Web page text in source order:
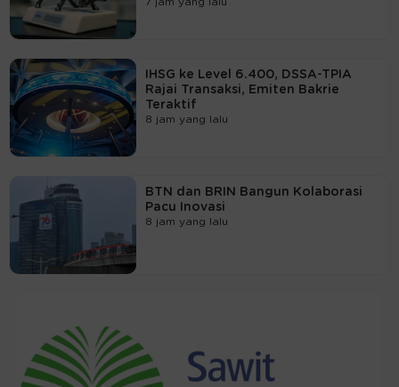
IHSG ke Level 6.400, DSSA-TPIA
Rajai Transaksi, Emiten Bakrie
Teraktif
8 jam yang lalu
BTN dan BRIN Bangun Kolaborasi
Pacu Inovasi
8 jam yang lalu